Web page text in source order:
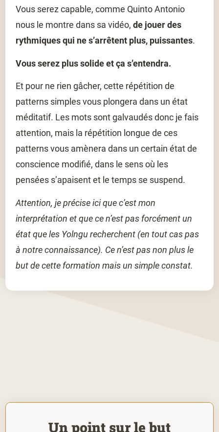
Vous serez capable, comme Quinto Antonio
nous le montre dans sa vidéo,de jouer des
rythmiques qui ne s’arrêtent plus, puissantes.
Vous serez plus solide et ça s’entendra.
Et pour ne rien gâcher, cette répétition de
patterns simples vous plongera dans un état
méditatif. Les mots sont galvaudés donc je fais
attention, mais la répétition longue de ces
patterns vous amènera dans un certain état de
conscience modifié, dans le sens où les
pensées s’apaisent et le temps se suspend.
Attention, je précise ici que c’est mon
interprétation et que ce n’est pas forcément un
état que les Yolngu recherchent (en tout cas pas
à notre connaissance). Ce n’est pas non plus le
but de cette formation mais un simple constat.
Un point sur le but